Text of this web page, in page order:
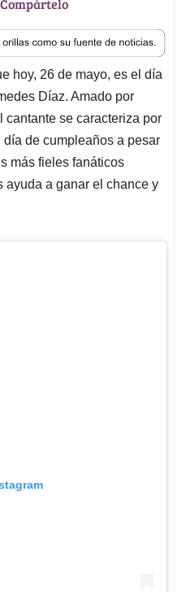
Compártelo
hoy, 26 de mayo, es el día
Díaz. Amado por
cantante se caracteriza por
de cumpleaños a pesar
más fieles fanáticos
ayuda a ganar el chance y